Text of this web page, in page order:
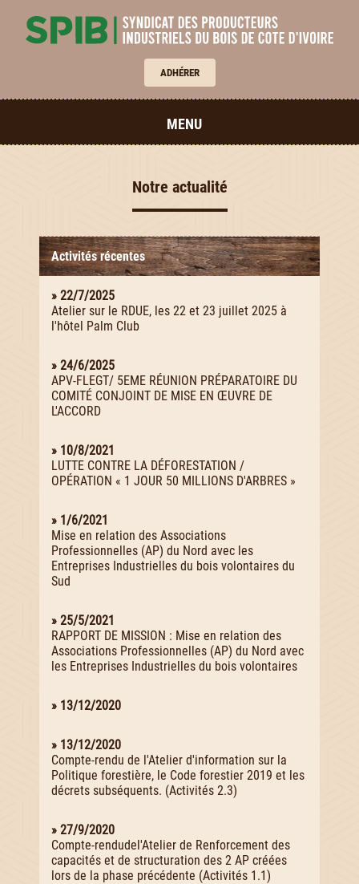
ADHÉRER
MENU
Notre actualité
Activités récentes
» 22/7/2025
Atelier sur le RDUE, les 22 et 23 juillet 2025 à
l'hôtel Palm Club
» 24/6/2025
APV-FLEGT/ 5EME RÉUNION PRÉPARATOIRE DU
COMITÉ CONJOINT DE MISE EN ŒUVRE DE
L'ACCORD
» 10/8/2021
LUTTE CONTRE LA DÉFORESTATION /
OPÉRATION « 1 JOUR 50 MILLIONS D'ARBRES »
» 1/6/2021
Mise en relation des Associations
Professionnelles (AP) du Nord avec les
Entreprises Industrielles du bois volontaires du
Sud
» 25/5/2021
RAPPORT DE MISSION : Mise en relation des
Associations Professionnelles (AP) du Nord avec
les Entreprises Industrielles du bois volontaires
» 13/12/2020
» 13/12/2020
Compte-rendu de l'Atelier d'information sur la
Politique forestière, le Code forestier 2019 et les
décrets subséquents. (Activités 2.3)
» 27/9/2020
Compte-rendudel'Atelier de Renforcement des
capacités et de structuration des 2 AP créées
lors de la phase précédente (Activités 1.1)